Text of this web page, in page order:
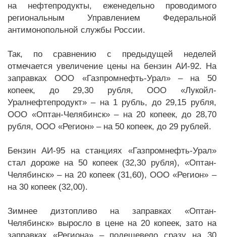
на нефтепродукты, еженедельно проводимого
региональным Управлением Федеральной
антимонопольной службы России.
Так, по сравнению с предыдущей неделей
отмечается увеличение цены на бензин АИ-92. На
заправках ООО «Газпромнефть-Урал» – на 50
копеек, до 29,30 рубля, ООО «Лукойл-
Уралнефтепродукт» – на 1 рубль, до 29,15 рубля,
ООО «Оптан-Челябинск» – на 20 копеек, до 28,70
рубля, ООО «Регион» – на 50 копеек, до 29 рублей.
Бензин АИ-95 на станциях «Газпромнефть-Урал»
стал дороже на 50 копеек (32,30 рубля), «Оптан-
Челябинск» – на 20 копеек (31,60), ООО «Регион» –
на 30 копеек (32,00).
Зимнее дизтопливо на заправках «Оптан-
Челябинск» выросло в цене на 20 копеек, зато на
заправках «Региона» – подешевело сразу на 30